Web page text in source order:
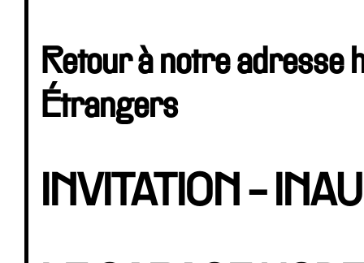
Retour à notre adresse
Étrangers
INVITATION -